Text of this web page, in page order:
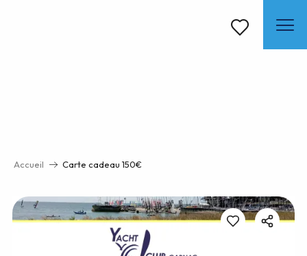
Voir les favoris
Accueil Carte cadeau 150€